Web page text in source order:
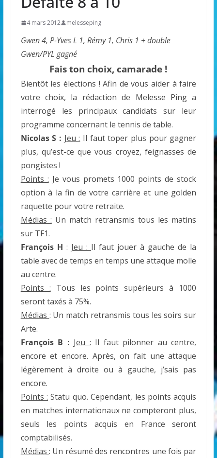
4 mars 2012 melesseping
Gwen 4, P-Yves L 1, Rémy 1, Chris 1 + double
Gwen/PYL gagné
Fais ton choix, camarade !
Bientôt les élections ! Afin de vous aider à faire
votre choix, la rédaction de Melesse Ping a
interrogé les principaux candidats sur leur
programme concernant le tennis de table.
Nicolas S : Jeu : Il faut toper plus pour gagner
plus, qu’est-ce que vous croyez, feignasses de
pongistes !
Points : Je vous promets 1000 points de stock
option à la fin de votre carrière et une golden
raquette pour votre retraite.
Médias : Un match retransmis tous les matins
sur TF1.
François H : Jeu : Il faut jouer à gauche de la
table avec de temps en temps une attaque molle
au centre.
Points : Tous les points supérieurs à 1000
seront taxés à 75%.
Médias : Un match retransmis tous les soirs sur
Arte.
François B : Jeu : Il faut pilonner au centre,
encore et encore. Après, on fait une attaque
légèrement à droite ou à gauche, j’sais pas
encore.
Points : Statu quo. Cependant, les points acquis
en matches internationaux ne compteront plus,
seuls les points acquis en France seront
comptabilisés.
Médias: Un résumé des rencontres une fois par